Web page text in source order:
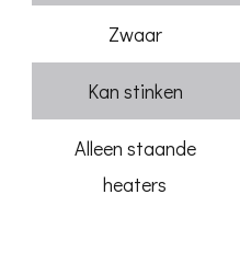
Zwaar
Kan stinken
Alleen staande
heaters